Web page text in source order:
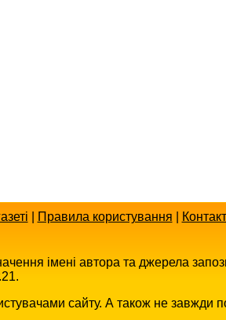
Правила користування
імені автора та джерела
сайту. А також не завжди